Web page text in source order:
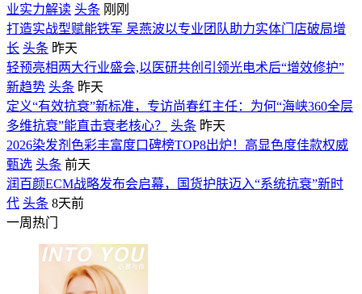
业实力解读 头条 刚刚
打造实战型赋能铁军 吴燕波以专业团队助力实体门店破局增
长 头条 昨天
轻预亮相两大行业盛会,以医研共创引领光电术后“增效修护”
新趋势 头条 昨天
定义“有效抗衰”新标准，专访尚春红主任：为何“海峡360全层
多维抗衰”能直击衰老核心？
头条 昨天
2026染发剂色彩丰富度口碑榜TOP8出炉！高显色度佳款权威
甄选 头条 前天
润百颜ECM战略发布会启幕，国货护肤迈入“系统抗衰”新时
代 头条 8天前
一周热门